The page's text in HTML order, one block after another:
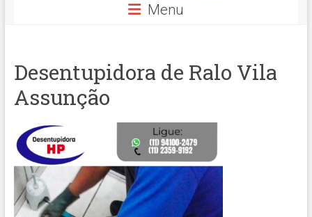
Menu
Desentupidora de Ralo Vila
Assunção